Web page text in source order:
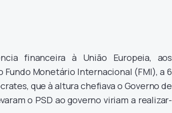
financeira à União Europeia, aos
Fundo Monetário Internacional (FMI), a 6
que à altura chefiava o Governo de
o PSD ao governo viriam a realizar-